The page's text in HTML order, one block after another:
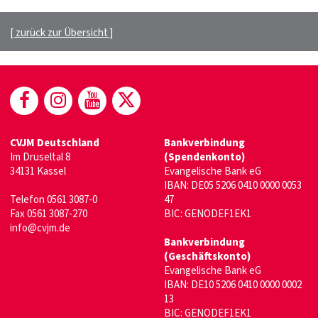
[ zurück zur Übersicht ]
(öffnet in neuem Fenster)
(öffnet in neuem Fenster)
(öffnet in neuem Fenster)
(öffnet in neuem
CVJM Deutschland
Im Druseltal 8
34131 Kassel
Telefon 0561 3087-0
Fax 0561 3087-270
info@cvjm.de
Bankverbindung
(Spendenkonto)
Evangelische Bank eG
IBAN: DE05 5206 0410 0000 0053
47
BIC: GENODEF1EK1
Bankverbindung
(Geschäftskonto)
Evangelische Bank eG
IBAN: DE10 5206 0410 0000 0002
13
BIC: GENODEF1EK1